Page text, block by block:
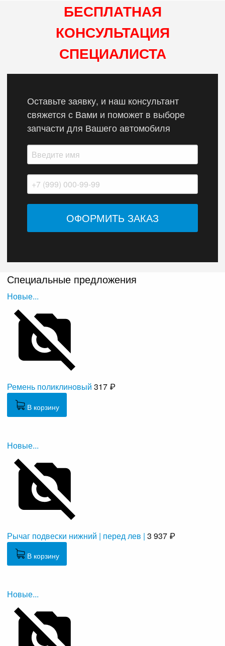
БЕСПЛАТНАЯ
КОНСУЛЬТАЦИЯ
СПЕЦИАЛИСТА
Оставьте заявку, и наш консультант
свяжется с Вами и поможет в выборе
запчасти для Вашего автомобиля
Специальные предложения
Новые...
Ремень поликлиновый 317 ₽
В корзину
Новые...
Рычаг подвески нижний | перед лев | 3 937 ₽
В корзину
Новые...